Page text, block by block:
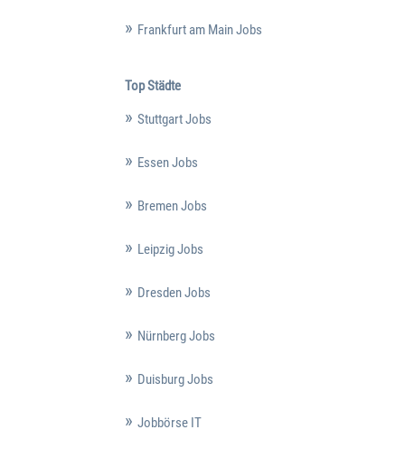
Frankfurt am Main Jobs
Top Städte
Stuttgart Jobs
Essen Jobs
Bremen Jobs
Leipzig Jobs
Dresden Jobs
Nürnberg Jobs
Duisburg Jobs
Jobbörse IT